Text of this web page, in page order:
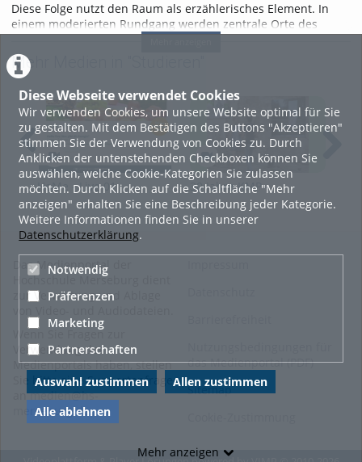
Diese Webseite verwendet Cookies
Wir verwenden Cookies, um unsere Website optimal für Sie
zu gestalten. Mit dem Bestätigen des Buttons "Akzeptieren"
stimmen Sie der Verwendung von Cookies zu. Durch
Anklicken der untenstehenden Checkboxen können Sie
auswählen, welche Cookie-Kategorien Sie zulassen
möchten. Durch Klicken auf die Schaltfläche "Mehr
anzeigen" erhalten Sie eine Beschreibung jeder Kategorie.
Weitere Informationen finden Sie in unserer
Datenschutzerklärung.
Notwendig
Präferenzen
Marketing
Partnerschaften
Auswahl zustimmen
Allen zustimmen
Alle ablehnen
Mehr anzeigen
Diese Folge nutzt den Raum als erzählerisches Element. In
einem moderierten Rundgang werden zentrale Orte des
Studiengangs vorgestellt, wie Seminarräume, Studios und
kreative Arbeitsbereiche.
Tags:
kultur- und medienpädagogik
medienkompetenzzentrum
campusfernsehen
30 jahre kmp
Kategorien: Allgemein,Soziale
Arbeit.Medien.Kultur,
Studieren ,Medienkunst
Mehr Medien in "Studieren"
HoMe - Live 01
30 Jahre KMP -
Museumsnacht in
Weißenfels 2015
Das Medienportal der
Hochschule Merseburg dient
zur Verwaltung und Ablage
Wenn Sie Fragen zur
Verwendung des
Medienportals haben, stellen
Sie bitte eine Supportanfrage
anmedien@hs-
merseburg.de.
das Medienportal (PDF)
Sitemap